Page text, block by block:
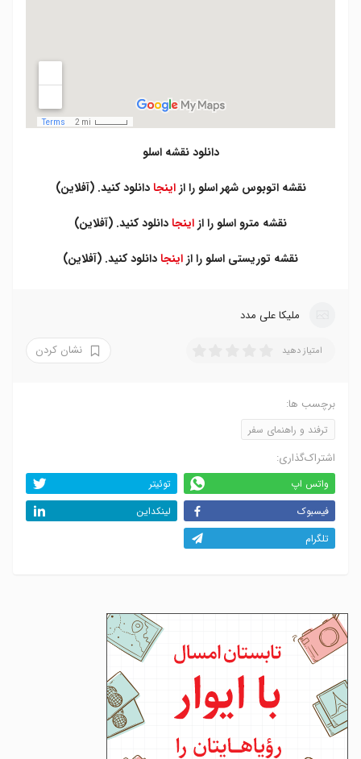
دانلود نقشه اسلو
نقشه اتوبوس شهر اسلو را ازاینجادانلود کنید. (آفلاین)
نقشه مترو اسلو را از اینجادانلود کنید. (آفلاین)
نقشه توریستی اسلو را از اینجادانلود کنید. (آفلاین)
ملیکا علی مدد
امتیاز دهید نشان کردن
برچسب ها:
ترفند و راهنمای سفر
اشتراک‌گذاری:
واتس اپ
توئیتر
فیسبوک
لینکداین
تلگرام